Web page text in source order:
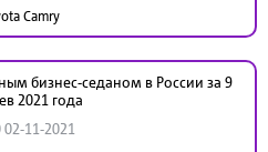
Camry
бизнес-седаном в России за 9
2021 года
02-11-2021